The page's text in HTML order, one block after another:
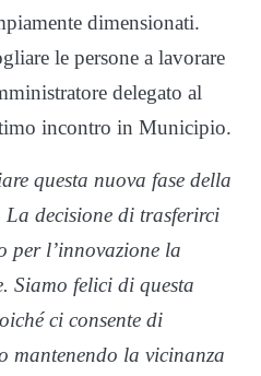
dimensionati.
le persone a lavorare
delegato al
incontro in Municipio.
questa nuova fase della
decisione di trasferirci
per l’innovazione la
Siamo felici di questa
ci consente di
mantenendo la vicinanza